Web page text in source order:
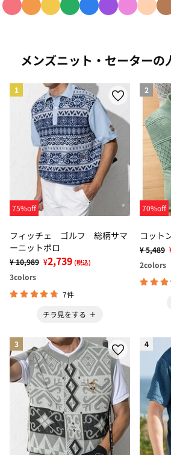
メンズニット・セーターの
1
75%off
フィッチェ ゴルフ 総柄サマ
ーニットポロ
¥ 10,989 ¥2,739 (税込)
3colors
7件
チラ見をする
2
70%off
コット
¥ 5,489
2colors
3 4